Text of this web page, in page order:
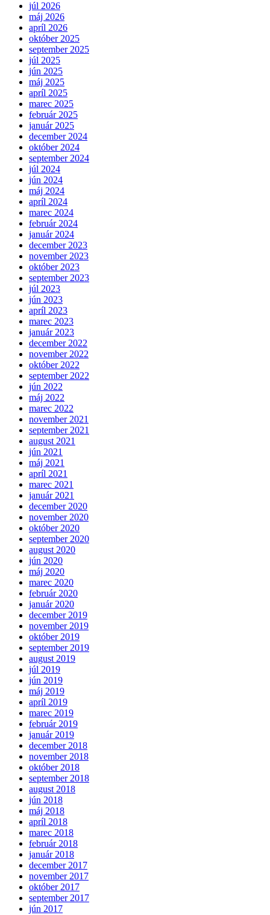
júl 2026
máj 2026
apríl 2026
október 2025
september 2025
júl 2025
jún 2025
máj 2025
apríl 2025
marec 2025
február 2025
január 2025
december 2024
október 2024
september 2024
júl 2024
jún 2024
máj 2024
apríl 2024
marec 2024
február 2024
január 2024
december 2023
november 2023
október 2023
september 2023
júl 2023
jún 2023
apríl 2023
marec 2023
január 2023
december 2022
november 2022
október 2022
september 2022
jún 2022
máj 2022
marec 2022
november 2021
september 2021
august 2021
jún 2021
máj 2021
apríl 2021
marec 2021
január 2021
december 2020
november 2020
október 2020
september 2020
august 2020
jún 2020
máj 2020
marec 2020
február 2020
január 2020
december 2019
november 2019
október 2019
september 2019
august 2019
júl 2019
jún 2019
máj 2019
apríl 2019
marec 2019
február 2019
január 2019
december 2018
november 2018
október 2018
september 2018
august 2018
jún 2018
máj 2018
apríl 2018
marec 2018
február 2018
január 2018
december 2017
november 2017
október 2017
september 2017
jún 2017